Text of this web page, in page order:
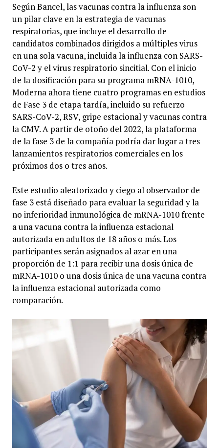
Según Bancel, las vacunas contra la influenza son
un pilar clave en la estrategia de vacunas
respiratorias, que incluye el desarrollo de
candidatos combinados dirigidos a múltiples virus
en una sola vacuna, incluida la influenza con SARS-
CoV-2 y el virus respiratorio sincitial. Con el inicio
de la dosificación para su programa mRNA-1010,
Moderna ahora tiene cuatro programas en estudios
de Fase 3 de etapa tardía, incluido su refuerzo
SARS-CoV-2, RSV, gripe estacional y vacunas contra
la CMV. A partir de otoño del 2022, la plataforma
de la fase 3 de la compañía podría dar lugar a tres
lanzamientos respiratorios comerciales en los
próximos dos o tres años.
Este estudio aleatorizado y ciego al observador de
fase 3 está diseñado para evaluar la seguridad y la
no inferioridad inmunológica de mRNA-1010 frente
a una vacuna contra la influenza estacional
autorizada en adultos de 18 años o más. Los
participantes serán asignados al azar en una
proporción de 1:1 para recibir una dosis única de
mRNA-1010 o una dosis única de una vacuna contra
la influenza estacional autorizada como
comparación.